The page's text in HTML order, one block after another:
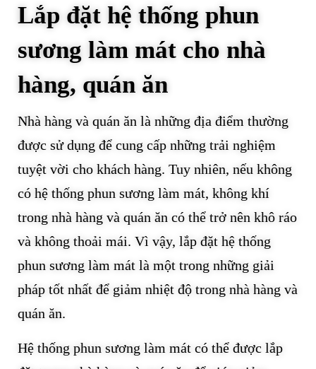
Lắp đặt hệ thống phun
sương làm mát cho nhà
hàng, quán ăn
Nhà hàng và quán ăn là những địa điểm thường
được sử dụng để cung cấp những trải nghiệm
tuyệt vời cho khách hàng. Tuy nhiên, nếu không
có hệ thống phun sương làm mát, không khí
trong nhà hàng và quán ăn có thể trở nên khô ráo
và không thoải mái. Vì vậy, lắp đặt hệ thống
phun sương làm mát là một trong những giải
pháp tốt nhất để giảm nhiệt độ trong nhà hàng và
quán ăn.
Hệ thống phun sương làm mát có thể được lắp